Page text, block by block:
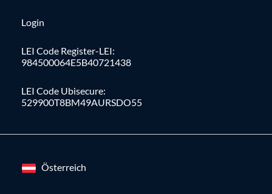
Login
LEI Code Register-LEI:
984500064E5B40721438
LEI Code Ubisecure:
529900T8BM49AURSDO55
Österreich